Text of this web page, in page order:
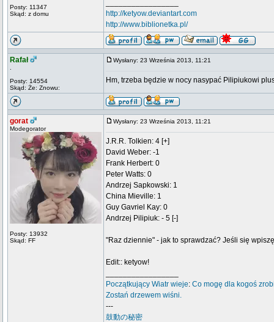
Posty: 11347
Skąd: z domu
http://ketyow.deviantart.com
http://www.biblionetka.pl/
Rafał
Posty: 14554
Skąd: Że: Znowu:
Wysłany: 23 Września 2013, 11:21
Hm, trzeba będzie w nocy nasypać Pilipiukowi
gorat
Modegorator
Posty: 13932
Skąd: FF
Wysłany: 23 Września 2013, 11:21
J.R.R. Tolkien: 4 [+]
David Weber: -1
Frank Herbert: 0
Peter Watts: 0
Andrzej Sapkowski: 1
China Mieville: 1
Guy Gavriel Kay: 0
Andrzej Pilipiuk: - 5 [-]
"Raz dziennie" - jak to sprawdzać? Jeśli się
Edit:: ketyow!
Początkujący Wiatr wieje: Co mogę dla kogoś
Zostań drzewem wiśni.
---
鼓動の秘密